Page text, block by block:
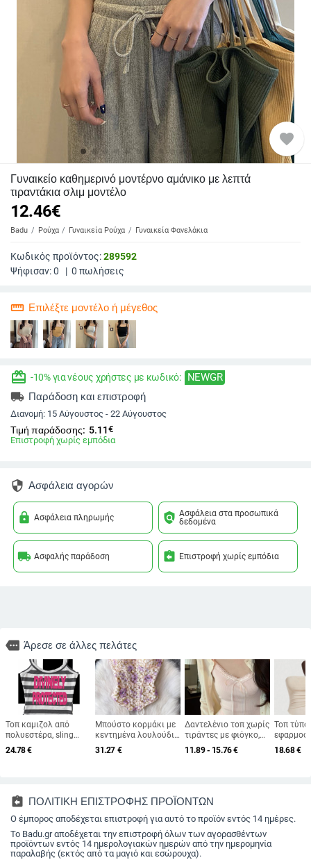
favorite
Γυναικείο καθημερινό μοντέρνο αμάνικο με λεπτά
τιραντάκια σλιμ μοντέλο
12.46€
Badu Ρούχα Γυναικεία Ρούχα Γυναικεία Φανελάκια
Κωδικός προϊόντος:289592
Ψήφισαν:0 | 0 πωλήσεις
straighten Επιλέξτε μοντέλο ή μέγεθος
redeem -10% για νέους χρήστες με κωδικό: NEWGR
local_shipping Παράδοση και επιστροφή
Διανομή: 15 Αύγουστος - 22 Αύγουστος
Τιμή παράδοσης: 5.11€
Επιστροφή χωρίς εμπόδια
security Ασφάλεια αγορών
lock Ασφάλεια πληρωμής policy Ασφάλεια στα προσωπικά
δεδομένα
local_shipping Ασφαλής παράδοση assignment_return Επιστροφή χωρίς εμπόδια
more Άρεσε σε άλλες πελάτες
Τοπ καμιζολ από
πολυεστέρα, sling
στυλ, εφαρμοστό,
κοντό μήκος, ριγέ/
24.78€
Μπούστο κορμάκι με
κεντημένα λουλούδια,
χωρίς τιράντες, με
οστά, κοντό μήκος,
31.27 €
Δαντελένιο τοπ χωρίς
τιράντες με φιόγκο,
κοντό εφαρμοστό,
καλοκαιρινό με
11.89 - 15.76€
Τοπ
χωρίς
18.68€
assignment_return ΠΟΛΙΤΙΚΗ ΕΠΙΣΤΡΟΦΗΣ ΠΡΟΪΟΝΤΩΝ
Ο έμπορος αποδέχεται επιστροφή για αυτό το προϊόν εντός 14 ημέρες.
Το Badu.gr αποδέχεται την επιστροφή όλων των αγορασθέντων
προϊόντων εντός 14 ημερολογιακών ημερών από την ημερομηνία
παραλαβής (εκτός από τα μαγιό και εσώρουχα).